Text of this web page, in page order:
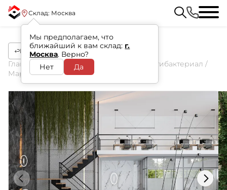
Склад: Москва
Мы предполагаем, что
ближайший к вам склад: г.
Москва. Верно?
Нет
Да
Назад
Главная / Каталог /Dogma Проджект Антибактериал /
Маркина Дарк